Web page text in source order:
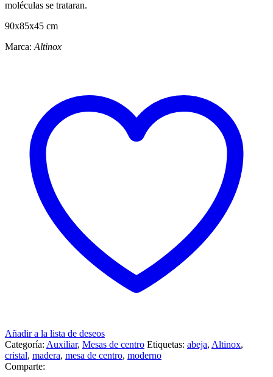
moléculas se trataran.
90x85x45 cm
Marca: Altinox
Añadir a la lista de deseos
Categoría: Auxiliar, Mesas de centro Etiquetas: abeja, Altinox,
cristal, madera, mesa de centro, moderno
Comparte: